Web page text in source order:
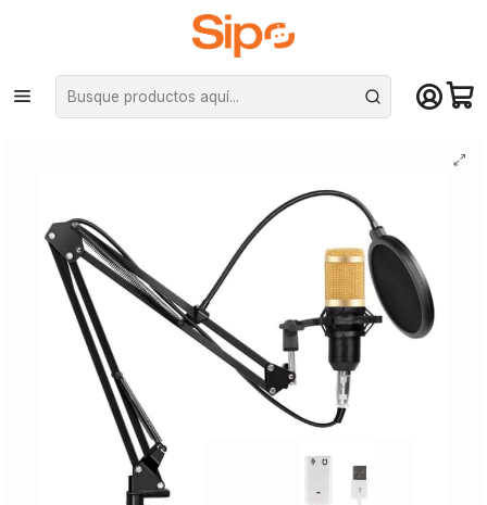
¡Compra hasta mediodía y recibe hoy! De lunes a sábado en el gran
Santiago. Envío gratis desde $29.990
Audio y música Micrófonos Set de grabación Andowl - Mic7